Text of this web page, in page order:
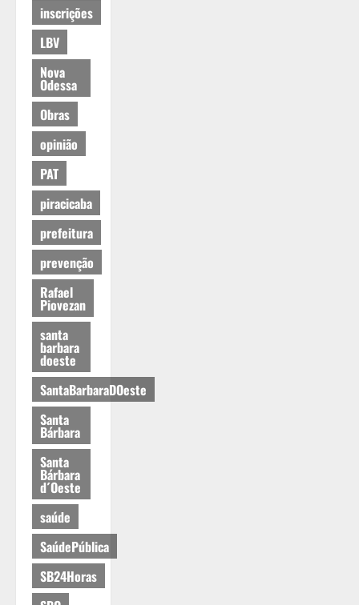
inscrições
LBV
Nova
Odessa
Obras
opinião
PAT
piracicaba
prefeitura
prevenção
Rafael
Piovezan
santa
barbara
doeste
SantaBarbaraDOeste
Santa
Bárbara
Santa
Bárbara
d´Oeste
saúde
SaúdePública
SB24Horas